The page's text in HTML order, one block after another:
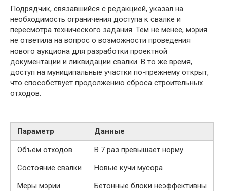
Подрядчик, связавшийся с редакцией, указал на
необходимость ограничения доступа к свалке и
пересмотра технического задания. Тем не менее, мэрия
не ответила на вопрос о возможности проведения
нового аукциона для разработки проектной
документации и ликвидации свалки. В то же время,
доступ на муниципальные участки по-прежнему открыт,
что способствует продолжению сброса строительных
отходов.
Параметр
Данные
Объём отходов
В 7 раз превышает норму
Состояние свалки
Новые кучи мусора
Меры мэрии
Бетонные блоки неэффективны